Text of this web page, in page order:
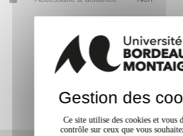
Gestion des
Ce site utilise des cookies et vous
contrôle sur ceux que vous